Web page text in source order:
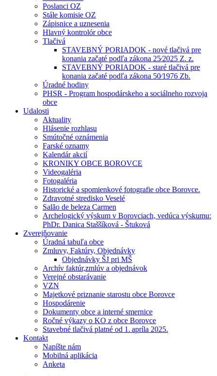
Poslanci OZ
Stále komisie OZ
Zápisnice a uznesenia
Hlavný kontrolór obce
Tlačivá
STAVEBNÝ PORIADOK - nové tlačivá pre
konania začaté podľa zákona 25⁄2025 Z. z.
STAVEBNÝ PORIADOK - staré tlačivá pre
konania začaté podľa zákona 50⁄1976 Zb.
Úradné hodiny
PHSR - Program hospodárskeho a sociálneho rozvoja
obce
Udalosti
Aktuality
Hlásenie rozhlasu
Smútočné oznámenia
Farské oznamy
Kalendár akcií
KRONIKY OBCE BOROVCE
Videogaléria
Fotogaléria
Historické a spomienkové fotografie obce Borovce.
Zdravotné stredisko Veselé
Salão de beleza Carmen
Archelogický výskum v Borovciach, vedúca výskumu:
PhDr. Danica Staššíková - Štuková
Zverejňovanie
Úradná tabuľa obce
Zmluvy, Faktúry, Objednávky
Objednávky ŠJ pri MŠ
Archív faktúr,zmlúv a objednávok
Verejné obstarávanie
VZN
Majetkové priznanie starostu obce Borovce
Hospodárenie
Dokumenty obce a interné smernice
Ročné výkazy o KO z obce Borovce
Stavebné tlačivá platné od 1. apríla 2025.
Kontakt
Napíšte nám
Mobilná aplikácia
Anketa